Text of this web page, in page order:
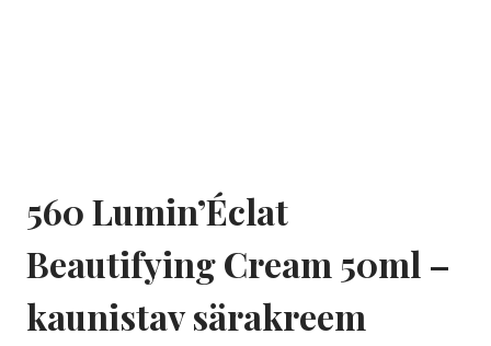
560 Lumin’Éclat
Beautifying Cream 50ml –
kaunistav särakreem